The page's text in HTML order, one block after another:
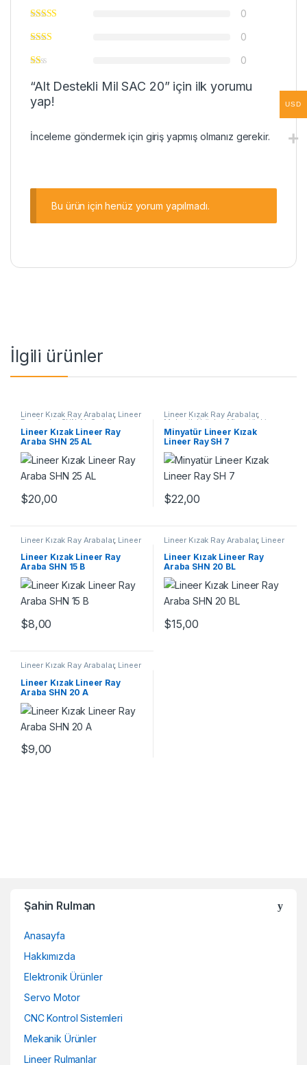
0
0
0
“Alt Destekli Mil SAC 20” için ilk yorumu
yap!
İnceleme göndermek için girişyapmış olmanız gerekir.
Bu ürün için henüz yorum yapılmadı.
İlgili ürünler
Lineer Kızak Ray Arabalar, Lineer
Ray Araba SHN AL Serisi
Mekanik Ürünler
Lineer Kızak Lineer Ray
Araba SHN 25 AL
$20,00
Lineer Kızak Ray Arabalar,
Mekanik Ürünler Minyatür Lineer
Kızak Lineer Ray SH Serisi
Minyatür Lineer Kızak
Lineer Ray SH 7
$22,00
Lineer Kızak Ray Arabalar, Lineer
Ray Araba SHN B Serisi Mekanik
Ürünler
Lineer Kızak Lineer Ray
Araba SHN 15 B
$8,00
Lineer Kızak Ray Arabalar, Lineer
Ray Araba SHN BL Serisi
Mekanik Ürünler
Lineer Kızak Lineer Ray
Araba SHN 20 BL
$15,00
Lineer Kızak Ray Arabalar, Lineer
Ürünler
Lineer Kızak Lineer Ray
Araba SHN 20 A
$9,00
Şahin Rulman
Anasayfa
Hakkımızda
Elektronik Ürünler
Servo Motor
CNC Kontrol Sistemleri
Mekanik Ürünler
Lineer Rulmanlar
USD